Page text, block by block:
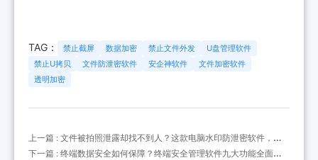
TAG： 禁止截屏 数据加密 禁止文件外发
U盘管理软件
禁止U拷贝
文件防泄密软件 安企神软件
文件加密软件
透明加密
上一篇 : 文件被拍照泄露却找不到人？这款电脑水印防泄密软件，能
直接揪出泄密者的电脑
下一篇 : 终端数据安全如何保障？终端安全管理软件九大功能全面解